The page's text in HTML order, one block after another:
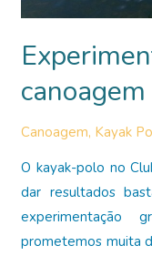
Canoagem, Kayak
O kayak-polo no
dar resultados
prometemos muita